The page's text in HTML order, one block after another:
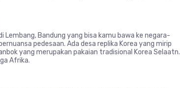
Bandung yang bisa kamu bawa ke negara-
pedesaan. Ada desa replika Korea yang mirip
yang merupakan pakaian tradisional Korea Selaatn.
Afrika.